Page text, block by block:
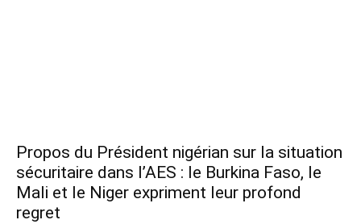
Propos du Président nigérian sur la situation
sécuritaire dans l’AES : le Burkina Faso, le
Mali et le Niger expriment leur profond
regret